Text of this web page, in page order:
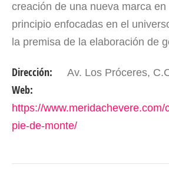
creación de una nueva marca en
principio enfocadas en el
la premisa de la elaboración de
Dirección: Av. Los Próceres, C.C Pie de Monte, Nivel
Web:
https://
pie-de-monte/